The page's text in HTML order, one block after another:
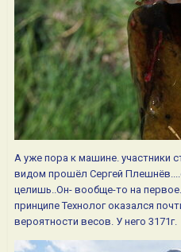
А уже пора к машине. участники
видом прошёл Сергей
целишь..Он- вообще-то на
принципе Технолог оказался
вероятности весов. У него 3171г.